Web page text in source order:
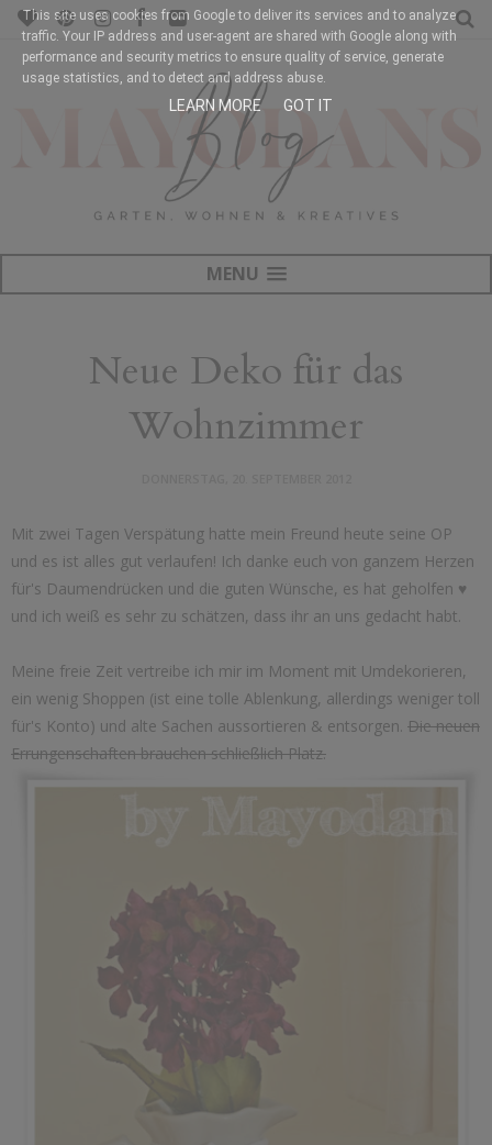
MENU
Neue Deko für das
Wohnzimmer
Mit zwei Tagen Verspätung hatte mein Freund heute seine OP
und es ist alles gut verlaufen! Ich danke euch von ganzem Herzen
für's Daumendrücken und die guten Wünsche, es hat geholfen ♥
und ich weiß es sehr zu schätzen, dass ihr an uns gedacht habt.
Meine freie Zeit vertreibe ich mir im Moment mit Umdekorieren,
ein wenig Shoppen (ist eine tolle Ablenkung, allerdings weniger toll
für's Konto) und alte Sachen aussortieren & entsorgen. Die neuen
Errungenschaften brauchen schließlich Platz.
This site uses cookies from Google to deliver its services and to analyze
traffic. Your IP address and user-agent are shared with Google along with
performance and security metrics to ensure quality of service, generate
usage statistics, and to detect and address abuse.
LEARN MORE GOT IT